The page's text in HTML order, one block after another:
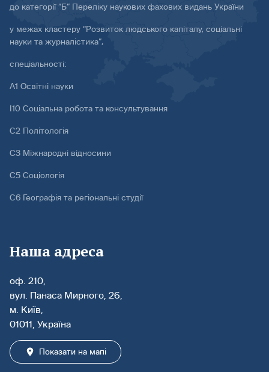
до категорії “Б” Переліку наукових фахових видань України
у межах кластеру “Розвиток людського капіталу, соціальні
науки та журналістика”,
спеціальності:
А1 Освітні науки
І10 Соціальна робота та консультування
С2 Політологія
С3 Міжнародні відносини
С5 Соціологія
С6 Географія та регіональні студії
Наша адреса
оф. 210,
вул. Панаса Мирного, 26,
м. Київ,
01011, Україна
Показати на мапі